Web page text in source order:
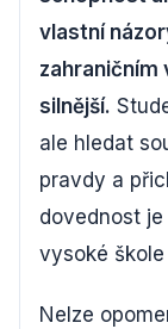
vlastní
zahraničním
silnější.
ale hledat
pravdy a
dovednost
vysoké
Nelze